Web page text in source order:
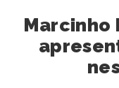
Marcinho